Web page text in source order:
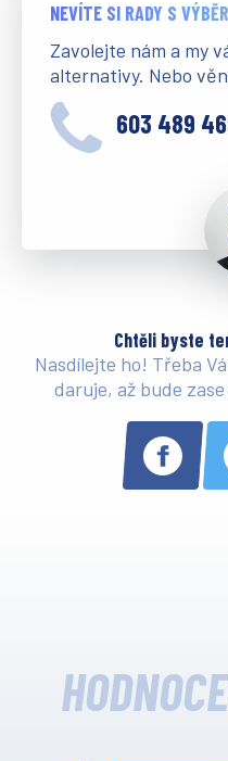
NEVÍTE SI RADY S
Zavolejte nám a my
alternativy. Nebo
603 489
Chtěli byste
Nasdílejte ho! Třeba
daruje, až bude